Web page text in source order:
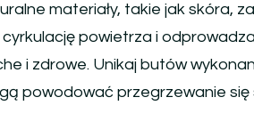
materiały, takie jak skóra,
powietrza i
i zdrowe. Unikaj butów
powodować przegrzewanie